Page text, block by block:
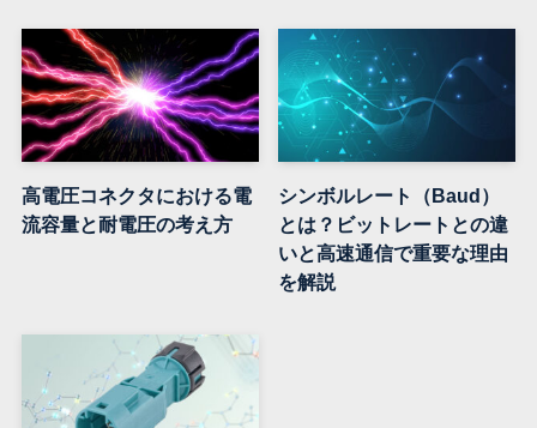
高電圧コネクタにおける電
流容量と耐電圧の考え方
シンボルレート（Baud）
とは？ビットレートとの違
いと高速通信で重要な理由
を解説